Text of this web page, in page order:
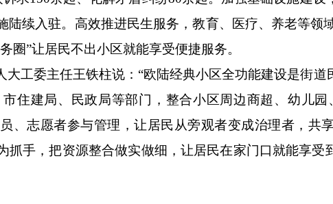
续入驻。高效推进民生服务，教育、医疗、养老等领
圈”让居民不出小区就能享受便捷服务。
工委主任王铁柱说： “欧陆经典小区全功能建设是街
住建局、民政局等部门，整合小区周边商超、幼儿
、志愿者参与管理，让居民从旁观者变成治理者，共
抓手，把资源整合做实做细，让居民在家门口就能享受